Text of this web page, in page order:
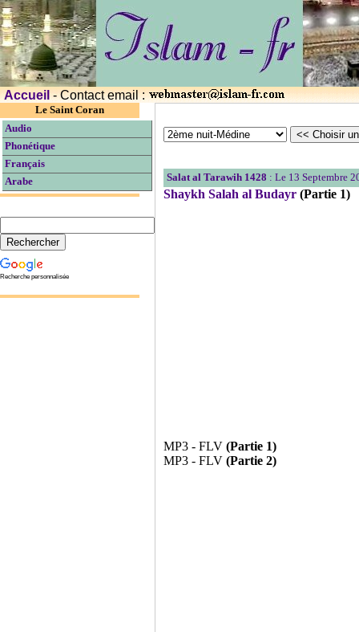
Accueil- Contact email :
Le Saint Coran
Audio
Phonétique
Français
Arabe
Recherche personnalisée
Salat al Tarawih 1428 : Le 13 Septembre
Shaykh Salah al Budayr (Partie 1)
MP3 - FLV (Partie 1)
MP3 - FLV (Partie 2)